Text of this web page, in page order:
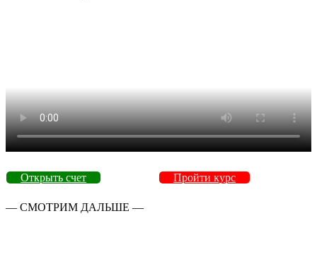
Открыть счет Пройти курс
— СМОТРИМ ДАЛЬШЕ —